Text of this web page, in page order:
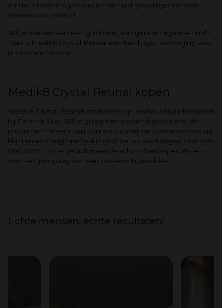
omdat vitamine A producten de huid gevoeliger kunnen
maken voor zonlicht.
Wil je werken aan een gladdere, stevigere en egalere huid?
Dan is Medik8 Crystal Retinal een krachtige toevoeging aan
je skincare routine.
Medik8 Crystal Retinal kopen
Medik8 Crystal Retinal producten zijn eenvoudig te bestellen
bij Care for Skin. Wil je graag een passend advies met de
producten? Neem dan contact op met de klantenservice via
klantenservice@careforskin.nl of bel op werkdagen naar 085
060 7005 . Onze gediplomeerde schoonheidsspecialistes
voorzien jou graag van een passend huidadvies.
Echte mensen, echte resultaten!